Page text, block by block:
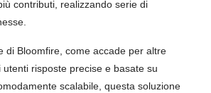
contributi, realizzando serie di
di Bloomfire, come accade per altre
risposte precise e basate su
scalabile, questa soluzione